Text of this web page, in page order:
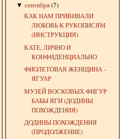
▼ сентября(7)
КАК НАМ ПРИВИВАЛИ
ЛЮБОВЬ К РУКОПИСЯМ
(ИНСТРУКЦИЯ)
КАТЕ, ЛИЧНО И
КОНФИДЕНЦИАЛЬНО
ФИОЛЕТОВАЯ ЖЕНЩИНА -
ЯГУАР
МУЗЕЙ ВОСКОВЫХ ФИГУР
БАБЫ ЯГИ (ДОДИНЫ
ПОХОЖДЕНИЯ)
ДОДИНЫ ПОХОЖДЕНИЯ
(ПРОДОЛЖЕНИЕ)